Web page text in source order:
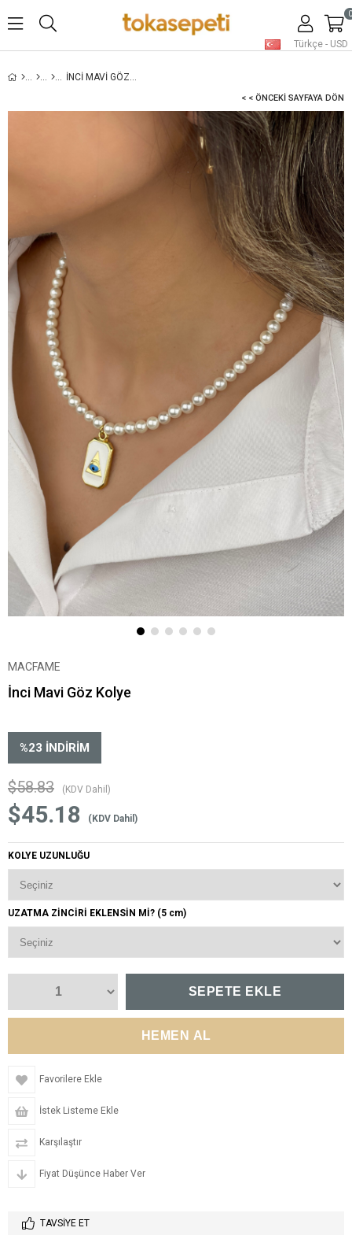
Türkçe - USD
0
İNCI MAVI GÖZ KOLYE
< < ÖNCEKI SAYFAYA DÖN
MACFAME
İnci Mavi Göz Kolye
%23 İNDIRIM
$58.83 (KDV Dahil)
$45.18 (KDV Dahil)
KOLYE UZUNLUĞU
UZATMA ZİNCİRİ EKLENSİN Mİ? (5 cm)
Favorilere Ekle
İstek Listeme Ekle
Karşılaştır
Fiyat Düşünce Haber Ver
TAVSIYE ET